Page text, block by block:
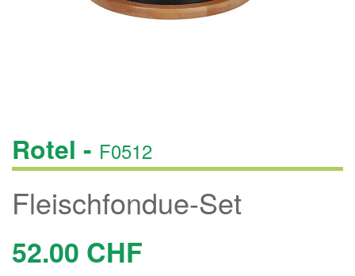
Rotel - F0512
Fleischfondue-Set
52.00 CHF